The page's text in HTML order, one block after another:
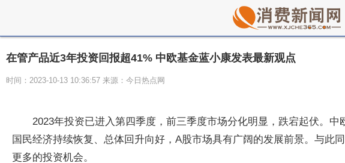
在管产品近3年投资回报超41% 中欧基金蓝小康发表最新观点
时间：2023-10-13 10:36:57 来源：今日热点网
2023年投资已进入第四季度，前三季度市场分化明显，跌宕起伏。
国民经济持续恢复、总体回升向好，A股市场具有广阔的发展前景。与
更多的投资机会。